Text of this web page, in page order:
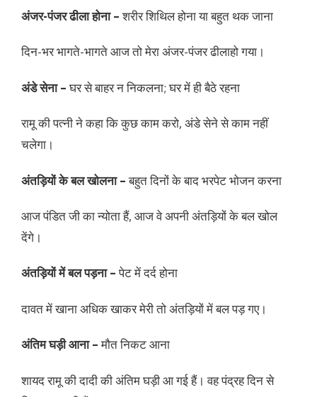
अंजर-पंजर ढीला होना –शरीर शिथिल होना या बहुत थक जाना
दिन-भर भागते-भागते आज तो मेरा अंजर-पंजर ढीलाहो गया।
अंडे सेना –घर से बाहर न निकलना; घर में ही बैठे रहना
रामू की पत्नी ने कहा कि कुछ काम करो, अंडे सेने से काम नहीं
चलेगा।
अंतड़ियों के बल खोलना –बहुत दिनों के बाद भरपेट भोजन करना
आज पंडित जी का न्योता हैं, आज वे अपनी अंतड़ियों के बल खोल
देंगे।
अंतड़ियों में बल पड़ना –पेट में दर्द होना
दावत में खाना अधिक खाकर मेरी तो अंतड़ियों में बल पड़ गए।
अंतिम घड़ी आना –मौत निकट आना
शायद रामू की दादी की अंतिम घड़ी आ गई हैं। वह पंद्रह दिन से